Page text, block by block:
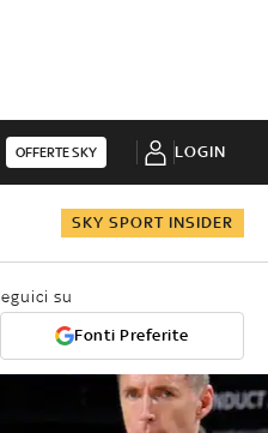
OFFERTE SKY LOGIN
SKY SPORT INSIDER
su
Fonti Preferite